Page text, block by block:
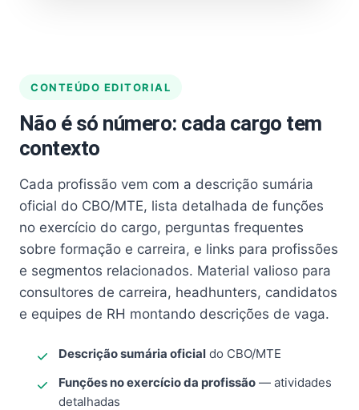
CONTEÚDO EDITORIAL
Não é só número: cada cargo tem
contexto
Cada profissão vem com a descrição sumária
oficial do CBO/MTE, lista detalhada de funções
no exercício do cargo, perguntas frequentes
sobre formação e carreira, e links para profissões
e segmentos relacionados. Material valioso para
consultores de carreira, headhunters, candidatos
e equipes de RH montando descrições de vaga.
Descrição sumária oficial do CBO/MTE
Funções no exercício da profissão — atividades
detalhadas